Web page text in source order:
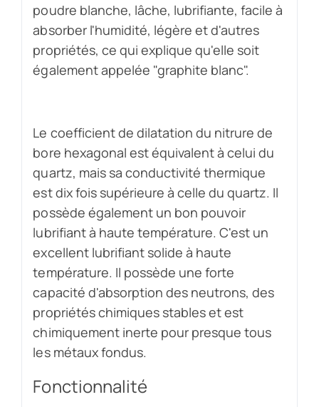
poudre blanche, lâche, lubrifiante, facile à
absorber l'humidité, légère et d'autres
propriétés, ce qui explique qu'elle soit
également appelée "graphite blanc".
Le coefficient de dilatation du nitrure de
bore hexagonal est équivalent à celui du
quartz, mais sa conductivité thermique
est dix fois supérieure à celle du quartz. Il
possède également un bon pouvoir
lubrifiant à haute température. C'est un
excellent lubrifiant solide à haute
température. Il possède une forte
capacité d'absorption des neutrons, des
propriétés chimiques stables et est
chimiquement inerte pour presque tous
les métaux fondus.
Fonctionnalité